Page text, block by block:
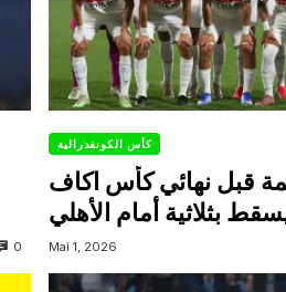
0
كأس الكونفدرالية
قبل نهائي كأس اكاف
Mai 1, 2026